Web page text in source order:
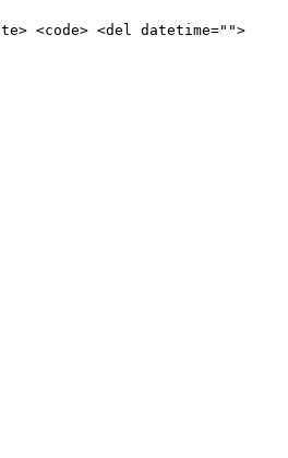
<code> <del datetime="">